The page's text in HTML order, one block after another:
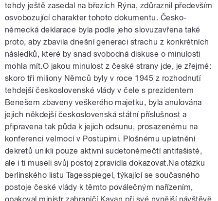
tehdy ještě zasedal na březích Rýna, zdůraznil především
osvobozující charakter tohoto dokumentu. Česko-
německá deklarace byla podle jeho slovuzavřena také
proto, aby zbavila dnešní generaci strachu z konkrétních
následků, které by snad svobodná diskuse o minulosti
mohla mít.O jakou minulost z české strany jde, je zřejmé:
skoro tři miliony Němců byly v roce 1945 z rozhodnutí
tehdejší československé vlády v čele s prezidentem
Benešem zbaveny veškerého majetku, byla anulována
jejich někdejší československá státní příslušnost a
připravena tak půda k jejich odsunu, prosazenému na
konferenci velmocí v Postupimi. Plošnému uplatnění
dekretů unikli pouze aktivní sudetoněmečtí antifašisté,
ale i ti museli svůj postoj zpravidla dokazovat.Na otázku
berlínského listu Tagesspiegel, týkající se současného
postoje české vlády k těmto poválečným nařízením,
opakoval ministr zahraničí Kavan při své nynější návštěvě